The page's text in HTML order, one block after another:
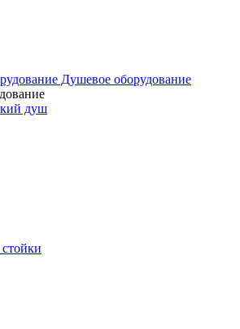
Душевое оборудование
душ